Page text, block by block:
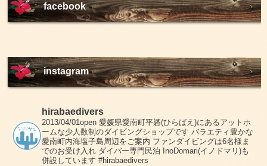
facebook
instagram
hirabaedivers
2013/04/01open 愛媛県愛南町平碆(ひらばえ)にあるアットホ
ームな少人数制のダイビングショップです バラエティ豊かな
愛南町内海塩子島周辺をご案内 ファンダイビングは6名様ま
でのお受け入れ ダイバー専門民泊 InoDomari(イノドマリ)も
併設しています #hirabaedivers